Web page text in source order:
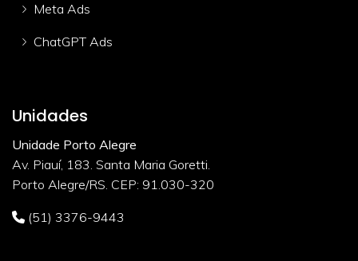
Meta Ads
ChatGPT Ads
Unidades
Unidade Porto Alegre
Av. Piauí, 183. Santa Maria Goretti.
Porto Alegre/RS. CEP: 91.030-320
(51) 3376-9443